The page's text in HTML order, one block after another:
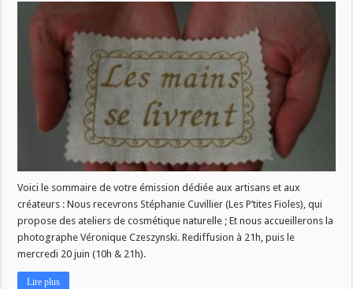
–
mercredi
13
–
10h
Voici le sommaire de votre émission dédiée aux artisans et aux
créateurs : Nous recevrons Stéphanie Cuvillier (Les P’tites Fioles), qui
propose des ateliers de cosmétique naturelle ; Et nous accueillerons la
photographe Véronique Czeszynski. Rediffusion à 21h, puis le
mercredi 20 juin (10h & 21h).
Lire plus